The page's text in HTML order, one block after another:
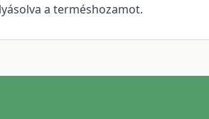
a terméshozamot.